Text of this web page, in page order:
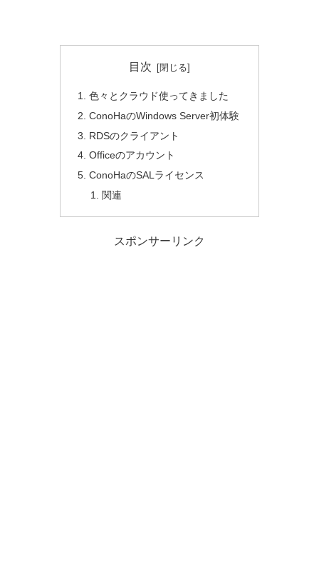
目次
色々とクラウド使ってきました
ConoHaのWindows Server初体験
RDSのクライアント
Officeのアカウント
ConoHaのSALライセンス
関連
スポンサーリンク